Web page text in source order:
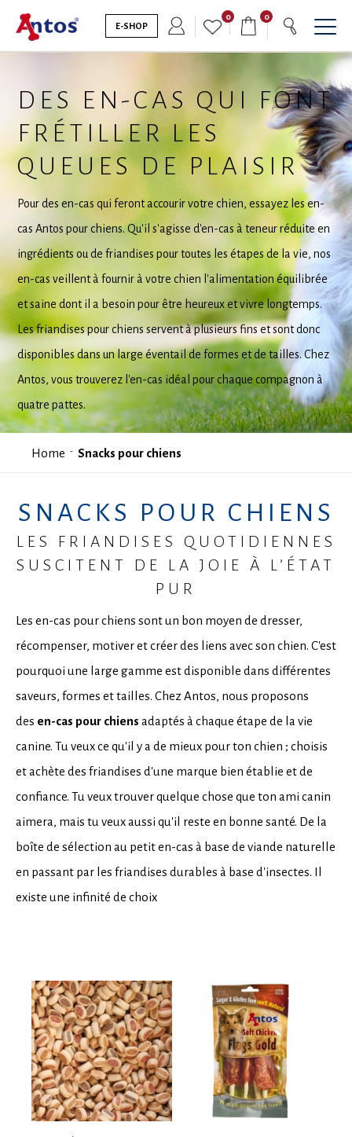
E-SHOP
0 0
DES EN-CAS QUI FONT
FRÉTILLER LES
QUEUES DE PLAISIR
Pour des en-cas qui feront accourir votre chien, essayez les en-
cas Antos pour chiens. Qu'il s'agisse d'en-cas à teneur réduite en
ingrédients ou de friandises pour toutes les étapes de la vie, nos
en-cas veillent à fournir à votre chien l'alimentation équilibrée
et saine dont il a besoin pour être heureux et vivre longtemps.
Les friandises pour chiens servent à plusieurs fins et sont donc
disponibles dans un large éventail de formes et de tailles. Chez
Antos, vous trouverez l'en-cas idéal pour chaque compagnon à
quatre pattes.
Home Snacks pour chiens
SNACKS POUR CHIENS
LES FRIANDISES QUOTIDIENNES
SUSCITENT DE LA JOIE À L’ÉTAT
PUR
Les en-cas pour chiens sont un bon moyen de dresser,
récompenser, motiver et créer des liens avec son chien. C'est
pourquoi une large gamme est disponible dans différentes
saveurs, formes et tailles. Chez Antos, nous proposons
des en-cas pour chiens adaptés à chaque étape de la vie
canine. Tu veux ce qu'il y a de mieux pour ton chien ; choisis
et achète des friandises d'une marque bien établie et de
confiance. Tu veux trouver quelque chose que ton ami canin
aimera, mais tu veux aussi qu'il reste en bonne santé. De la
boîte de sélection au petit en-cas à base de viande naturelle
en passant par les friandises durables à base d'insectes. Il
existe une infinité de choix